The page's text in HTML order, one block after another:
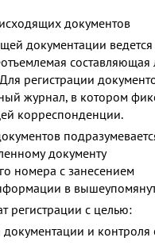
документов
документации
регистрации
журнал, в котором
корреспонденции.
документу
номера с занесением
в
регистрации с целью:
документации и контроля